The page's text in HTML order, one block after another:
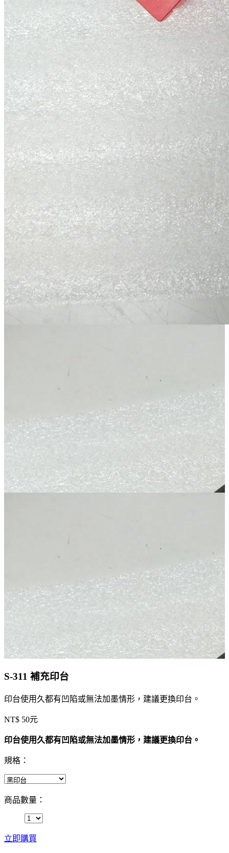
S-311 補充印台
印台使用久都有凹陷或無法加墨情形，建議更換印台。
NT$ 50元
印台使用久都有凹陷或無法加墨情形，建議更換印台。
規格：
商品數量：
立即購買